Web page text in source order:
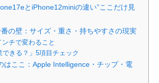
とiPhone12miniの違い”ここだけ見
番の壁：サイズ・重さ・持ちやすさの現実
チで変わること
できる？」5項目チェック
はここ：Apple Intelligence・チップ・電